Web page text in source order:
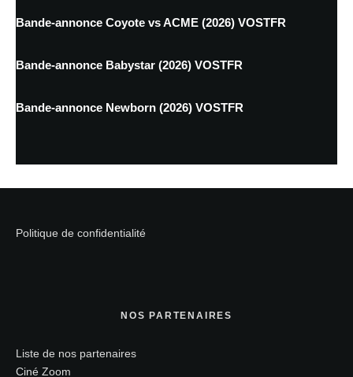
Bande-annonce Coyote vs ACME (2026) VOSTFR
Bande-annonce Babystar (2026) VOSTFR
Bande-annonce Newborn (2026) VOSTFR
Politique de confidentialité
NOS PARTENAIRES
Liste de nos partenaires
Ciné Zoom